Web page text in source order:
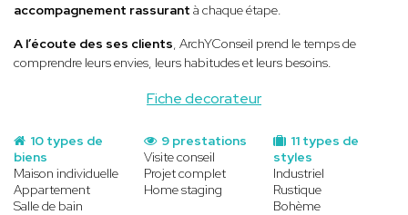
Fiche decorateur
accompagnement rassurant à chaque étape.
A l’écoute des ses clients , ArchYConseil prend le temps de
comprendre leurs envies, leurs habitudes et leurs besoins.
10 types de
biens
Maison individuelle
Appartement
Salle de bain
11 types de
styles
Industriel
Rustique
Bohème
9 prestations
Visite conseil
Projet complet
Home staging